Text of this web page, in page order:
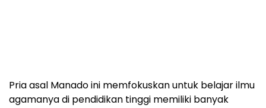
Pria asal Manado ini memfokuskan untuk belajar ilmu
agamanya di pendidikan tinggi memiliki banyak